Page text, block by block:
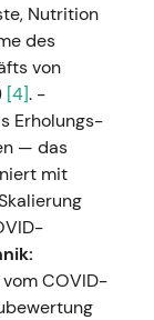
Nutrition
des
von
[4]. -
Erholungs-
— das
mit
COVID-